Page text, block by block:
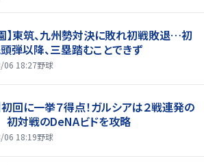
】東筑、九州勢対決に敗れ初戦敗退…初
弾以降、三塁踏むことできず
06 18:27野球
初回に一挙７得点！ガルシアは２戦連発の
初対戦のDeNAビドを攻略
06 18:19野球